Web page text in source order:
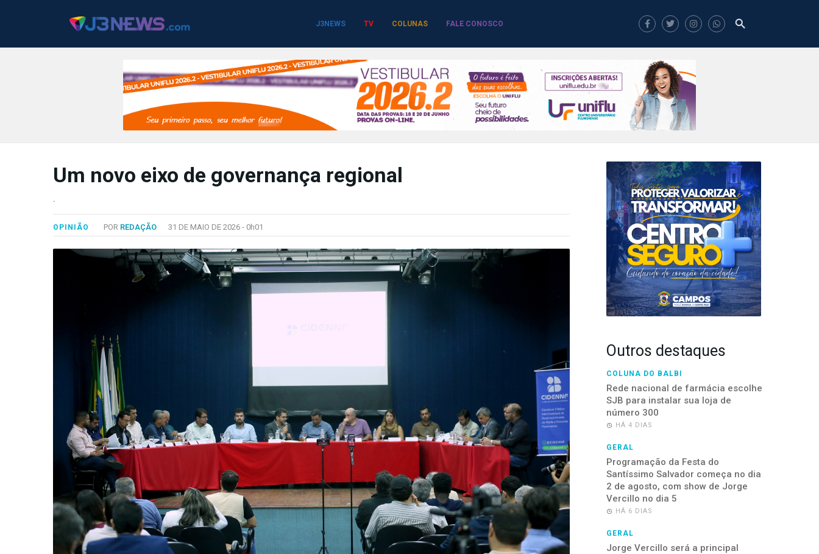
J3NEWS TV COLUNAS FALE CONOSCO
Um novo eixo de governança regional
.
OPINIÃO POR REDAÇÃO 31 DE MAIO DE 2026 - 0h01
Outros destaques
COLUNA DO BALBI
Rede nacional de farmácia escolhe
SJB para instalar sua loja de
número 300
HÁ 4 DIAS
GERAL
Programação da Festa do
Santíssimo Salvador começa no dia
2 de agosto, com show de Jorge
Vercillo no dia 5
HÁ 6 DIAS
GERAL
Jorge Vercillo será a principal